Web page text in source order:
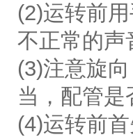
(2)运转前
不正常的声
(3)注意旋
当，配管是
(4)运转前